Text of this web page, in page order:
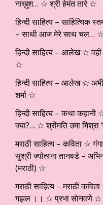
नाख़ुश… ☆ श्री हेमंत तारे ☆
हिन्दी साहित्य – साहित्यिक
– साथी आज मेरे साथ चल…
हिन्दी साहित्य – आलेख ☆
☆
हिन्दी साहित्य – आलेख ☆
शर्मा ☆
हिन्दी साहित्य – कथा
क्या?… ☆ श्रीमति उमा मिश्रा
मराठी साहित्य – कविता ☆
सुश्री ज्योत्स्ना तानवडे –
(मराठी) ☆
मराठी साहित्य – मराठी
गझल ।। ☆ प्रभा सोनवणे ☆